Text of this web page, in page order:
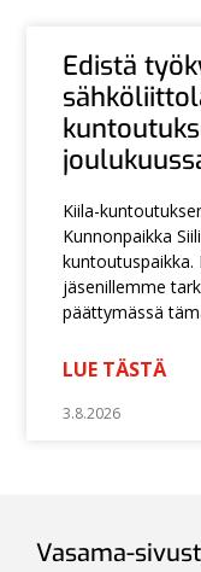
Edistä
Kiila-
Kunnonpaikka
kuntoutuspaikka.
jäsenillemme
päättymässä
LUE TÄSTÄ
3.8.2026
Vasama-